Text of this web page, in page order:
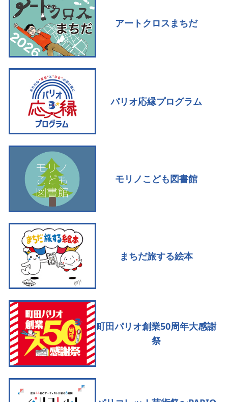
アートクロスまちだ
パリオ応縁プログラム
モリノこども図書館
まちだ旅する絵本
町田パリオ創業50周年大感謝
祭